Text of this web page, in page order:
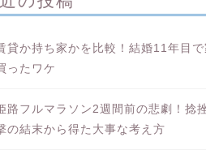
貸か持ち家かを比較！結婚11年目で
ったワケ
路フルマラソン2週間前の悲劇！捻
の結末から得た大事な考え方